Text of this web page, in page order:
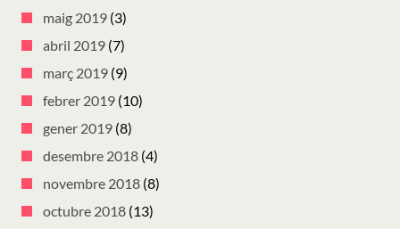
maig 2019 (3)
abril 2019 (7)
març 2019 (9)
febrer 2019 (10)
gener 2019 (8)
desembre 2018 (4)
novembre 2018 (8)
octubre 2018 (13)